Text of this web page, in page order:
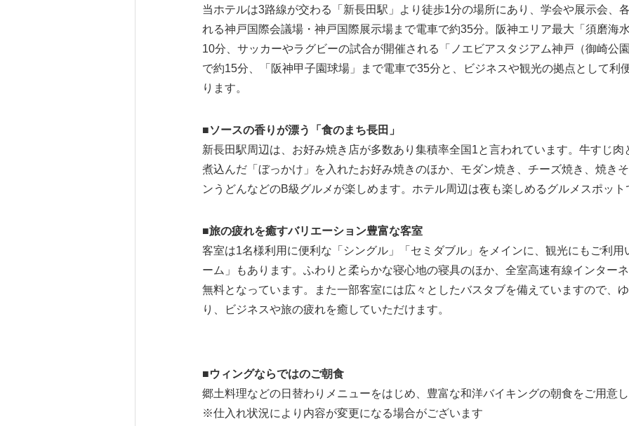
当ホテルは3路線が交わる「新長田駅」より徒歩1分の場所にあり、学会や展示会、
れる神戸国際会議場・神戸国際展示場まで電車で約35分。阪神エリア最大「須磨海
10分、サッカーやラグビーの試合が開催される「ノエビアスタジアム神戸（御崎公
で約15分、「阪神甲子園球場」まで電車で35分と、ビジネスや観光の拠点として利
ります。
■ソースの香りが漂う「食のまち長田」
新長田駅周辺は、お好み焼き店が多数あり集積率全国1と言われています。牛すじ肉
煮込んだ「ぼっかけ」を入れたお好み焼きのほか、モダン焼き、チーズ焼き、焼き
ンうどんなどのB級グルメが楽しめます。ホテル周辺は夜も楽しめるグルメスポッ
■旅の疲れを癒すバリエーション豊富な客室
客室は1名様利用に便利な「シングル」「セミダブル」をメインに、観光にもご利用
ーム」もあります。ふわりと柔らかな寝心地の寝具のほか、全室高速有線インター
無料となっています。また一部客室には広々としたバスタブを備えていますので、
り、ビジネスや旅の疲れを癒していただけます。
■ウィングならではのご朝食
郷土料理などの日替わりメニューをはじめ、豊富な和洋バイキングの朝食をご用意
※仕入れ状況により内容が変更になる場合がございます